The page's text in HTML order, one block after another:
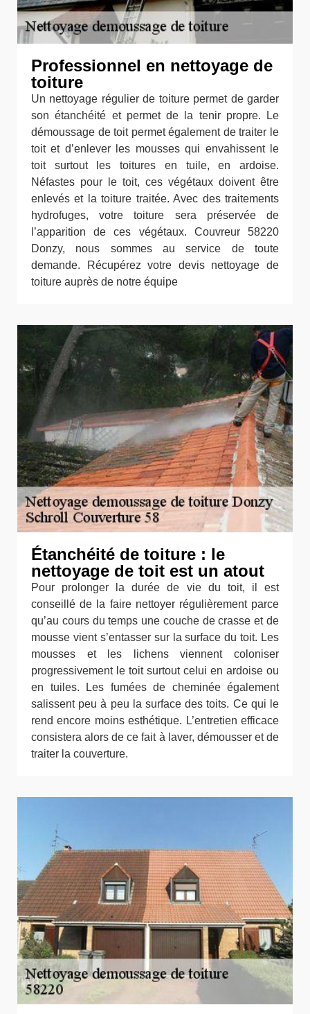
Professionnel en nettoyage de
toiture
Un nettoyage régulier de toiture permet de garder
son étanchéité et permet de la tenir propre. Le
démoussage de toit permet également de traiter le
toit et d’enlever les mousses qui envahissent le
toit surtout les toitures en tuile, en ardoise.
Néfastes pour le toit, ces végétaux doivent être
enlevés et la toiture traitée. Avec des traitements
hydrofuges, votre toiture sera préservée de
l’apparition de ces végétaux. Couvreur 58220
Donzy, nous sommes au service de toute
demande. Récupérez votre devis nettoyage de
toiture auprès de notre équipe
Étanchéité de toiture : le
nettoyage de toit est un atout
Pour prolonger la durée de vie du toit, il est
conseillé de la faire nettoyer régulièrement parce
qu’au cours du temps une couche de crasse et de
mousse vient s’entasser sur la surface du toit. Les
mousses et les lichens viennent coloniser
progressivement le toit surtout celui en ardoise ou
en tuiles. Les fumées de cheminée également
salissent peu à peu la surface des toits. Ce qui le
rend encore moins esthétique. L’entretien efficace
consistera alors de ce fait à laver, démousser et de
traiter la couverture.